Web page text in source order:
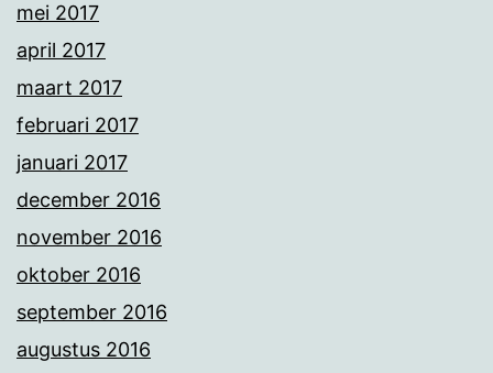
mei 2017
april 2017
maart 2017
februari 2017
januari 2017
december 2016
november 2016
oktober 2016
september 2016
augustus 2016